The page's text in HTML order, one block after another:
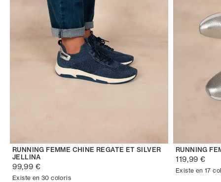
RUNNING FEMME CHINE REGATE ET SILVER
JELLINA
99,99 €
Existe en 30 coloris
RUNNING
119,99 €
Existe en 17